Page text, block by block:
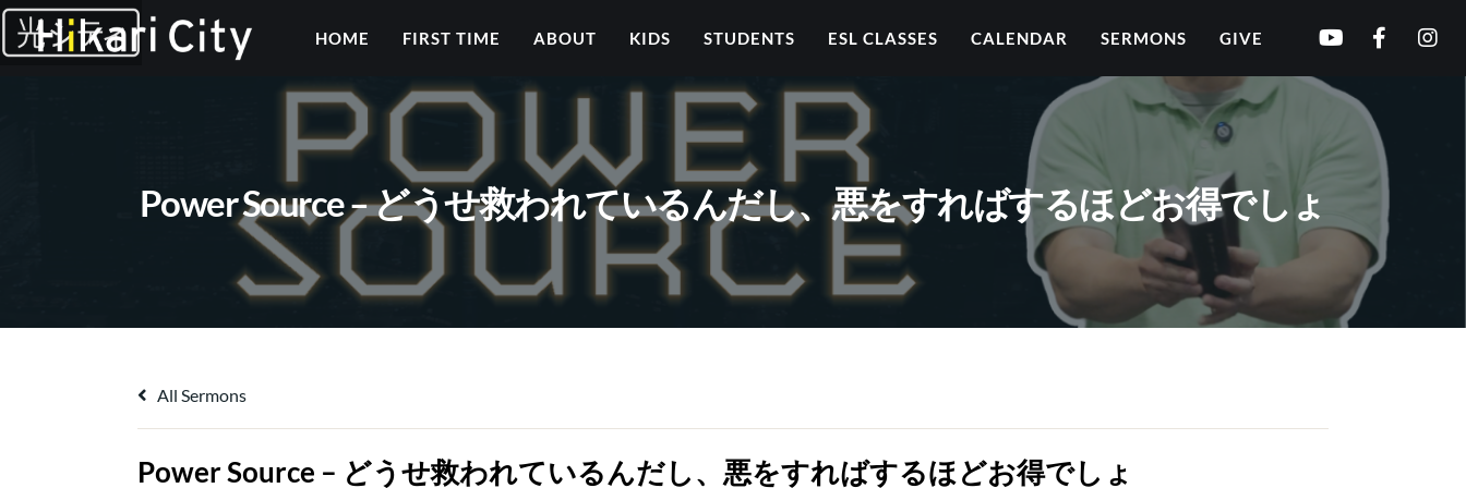
HOME FIRST TIME ABOUT KIDS STUDENTS ESL CLASSES CALENDAR SERMONS GIVE
Power Source – どうせ救われているんだし、悪をすればするほどお得でしょ
All Sermons
Power Source – どうせ救われているんだし、悪をすればするほどお得でしょ